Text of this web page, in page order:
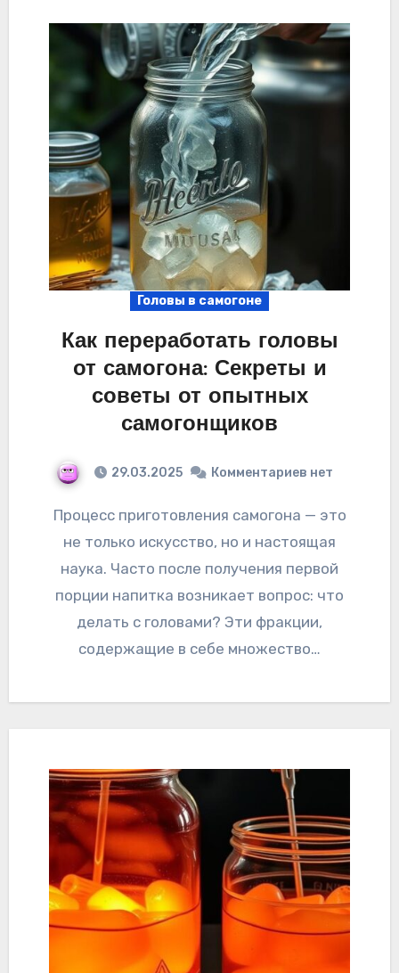
Головы в самогоне
Как переработать головы
от самогона: Секреты и
советы от опытных
самогонщиков
29.03.2025 Комментариев нет
Процесс приготовления самогона — это
не только искусство, но и настоящая
наука. Часто после получения первой
порции напитка возникает вопрос: что
делать с головами? Эти фракции,
содержащие в себе множество…